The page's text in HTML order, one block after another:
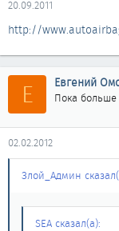
20.09.2011
http://
Е Евгений
Пока больше
02.02.2012
Злой_Админ
SEA сказал(а):